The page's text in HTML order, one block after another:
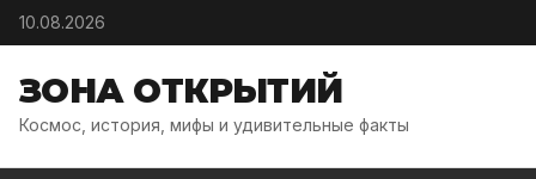
Skip to content
10.08.2026
ЗОНА ОТКРЫТИЙ
Космос, история, мифы и удивительные факты